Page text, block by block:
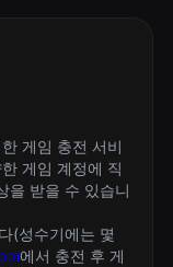
게임 충전 서비
게임 계정에 직
을 받을 수 있습니
(성수기에는 몇
에서 충전 후 게